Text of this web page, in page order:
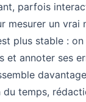
parfois
mesurer un vrai
plus stable : on
et annoter ses
du temps,